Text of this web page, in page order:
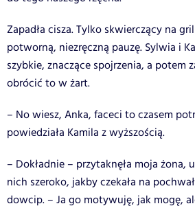
Zapadła cisza. Tylko skwierczący na
potworną, niezręczną pauzę. Sylwia i
szybkie, znaczące spojrzenia, a potem
obrócić to w żart.
– No wiesz, Anka, faceci to czasem
powiedziała Kamila z wyższością.
– Dokładnie – przytaknęła moja żona,
nich szeroko, jakby czekała na
dowcip. – Ja go motywuję, jak mogę,